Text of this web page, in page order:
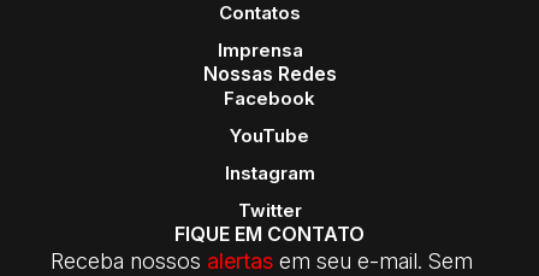
Contatos
Imprensa
Nossas Redes
Facebook
YouTube
Instagram
Twitter
FIQUE EM CONTATO
Receba nossos alertas em seu e-mail. Sem